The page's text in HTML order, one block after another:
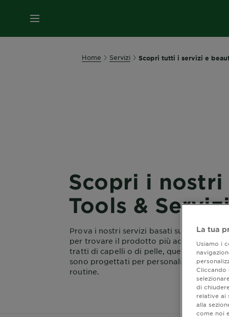
MENU
Home Servizi Scopri tutti i servizi e
Scopri i nostri
Tools &
Prova i nostri servizi basati sulla
per trovare il prodotto più adatto a te.
tratti di capelli o di pelle, questi strumenti
sono progettati per personalizzare la tua
routine.
La tua
Usiamo i
Cliccando
di
relative ai
alla
come noi